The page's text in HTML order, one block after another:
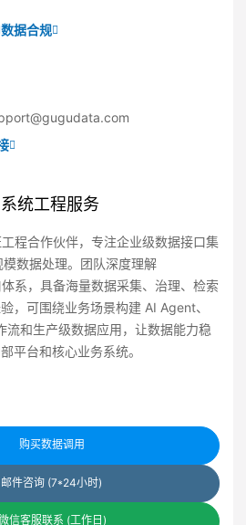
数据合规
统工程服务
程合作伙伴，专注企业级数据接口集
数据处理。团队深度理解
系，具备海量数据采集、治理、检索
，可围绕业务场景构建 AI Agent、
流和生产级数据应用，让数据能力稳
平台和核心业务系统。
购买数据调用
邮件咨询 (7*24小时)
信客服联系 (工作日)